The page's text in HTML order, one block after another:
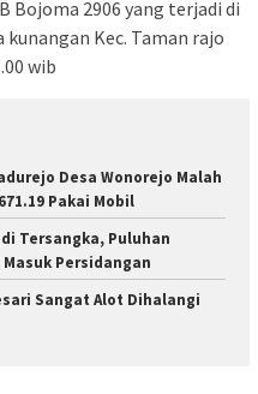
Bojoma 2906 yang terjadi di
Kec. Taman rajo
wib
Desa Wonorejo Malah
Pakai Mobil
Tersangka, Puluhan
Persidangan
Sangat Alot Dihalangi